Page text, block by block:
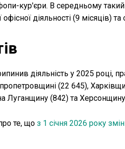
кур'єри. В середньому такий
діяльності (9 місяців)
діяльність у 2025 році,
(22 645),
Луганщину (842) та
те, що з 1 січня 2026 року